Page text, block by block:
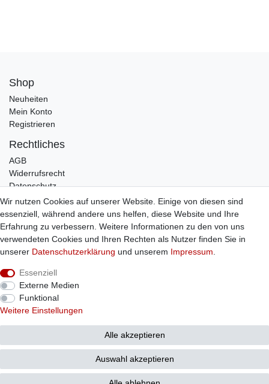
Shop
Neuheiten
Mein Konto
Registrieren
Rechtliches
AGB
Widerrufsrecht
Datenschutz
Impressum
Infos
Zahlung / Versand
Individuelle Anfertigung
Bestellung widerrufen
Wir nutzen Cookies auf unserer Website. Einige von diesen sind
essenziell, während andere uns helfen, diese Website und Ihre
Erfahrung zu verbessern. Weitere Informationen zu den von uns
verwendeten Cookies und Ihren Rechten als Nutzer finden Sie in
unserer Daten­schutz­erklärung und unserem Impressum
Essenziell
Externe Medien
Funktional
Weitere Einstellungen
Alle akzeptieren
Auswahl akzeptieren
© Copyright 2026 Sticker Shop Strerath